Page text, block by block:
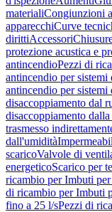
materialiCongiunzioni
apparecchiCurve
dirittiAccessori
protezione acustica e
antincendioPezzi di
antincendio per sistemi
antincendio per sistemi
disaccoppiamento dal
disaccoppiamento
trasmesso
dall'umidità
scaricoValvole di
energeticoScarico per
ricambio per Imbuti
di ricambio per Imbuti
fino a 25 l/sPezzi di